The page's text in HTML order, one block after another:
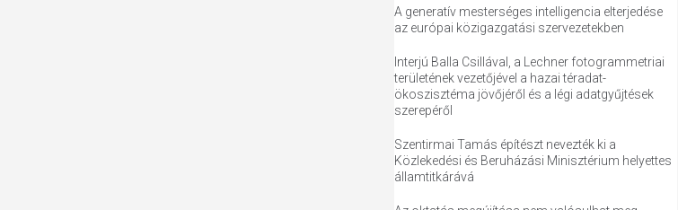
A generatív mesterséges intelligencia elterjedése
az európai közigazgatási szervezetekben
Interjú Balla Csillával, a Lechner fotogrammetriai
területének vezetőjével a hazai téradat-
ökoszisztéma jövőjéről és a légi adatgyűjtések
szerepéről
Szentirmai Tamás építészt nevezték ki a
Közlekedési és Beruházási Minisztérium helyettes
államtitkárává